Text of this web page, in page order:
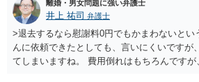
額をもらえないという意味では、奥様の不満
経費という問題はあるのですが、一般には、
られ、全ての生活費が入っていると見ます。
っている費用については、婚姻費用から引く
す。
離婚・男女問題に強い弁護士
井上 祐司 弁護士
>退去するなら慰謝料0円でもかまわないとい
んに依頼できたとしても、言いにくいですが
てしまいますね。 費用倒れはもちろんです